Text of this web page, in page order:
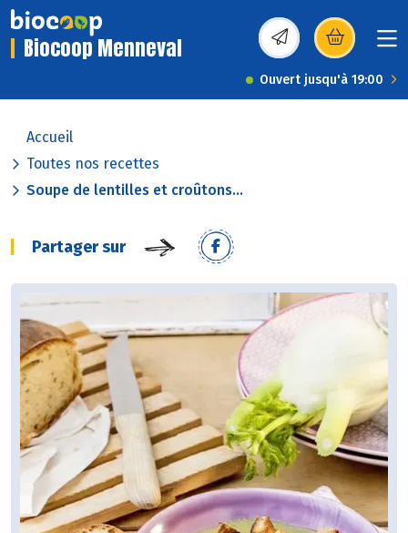
Biocoop Menneval (s’ouvre dans une
Ouvert jusqu'à 19:00
Accueil
Toutes nos recettes
Soupe de lentilles et croûtons...
Partager sur